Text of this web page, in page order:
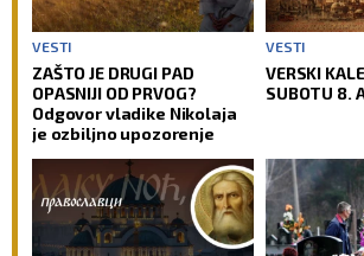
VESTI
ZAŠTO JE DRUGI PAD
OPASNIJI OD PRVOG?
Odgovor vladike Nikolaja
je ozbiljno upozorenje
VESTI
VERSKI
SUBOTU 8.